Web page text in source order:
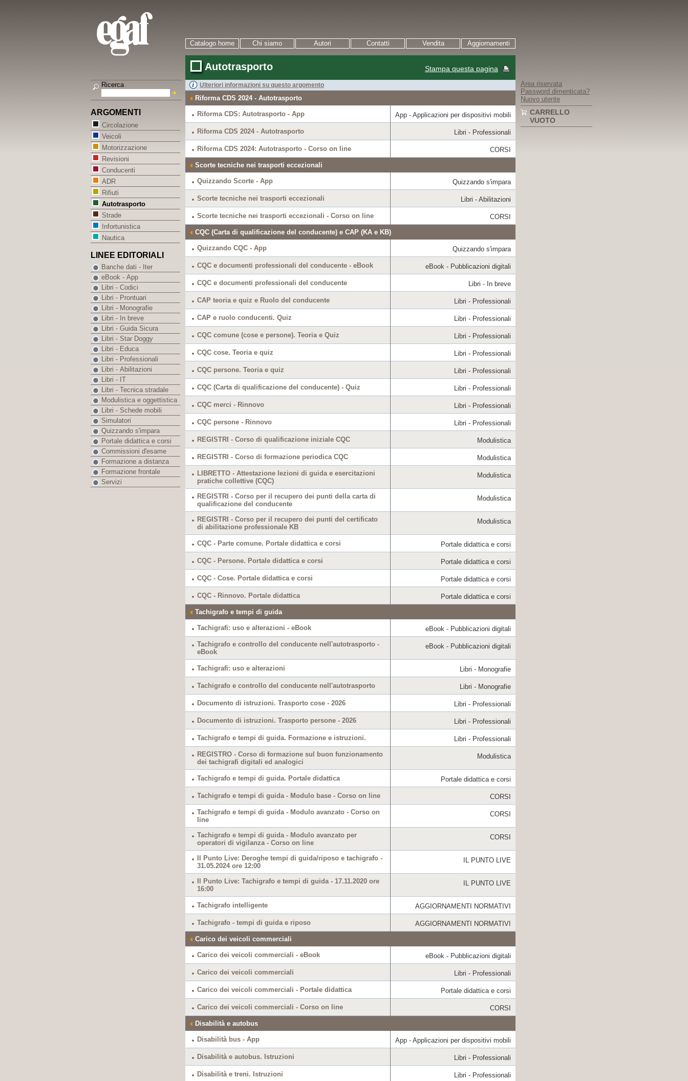
Catalogo home Chi siamo Autori Contatti Vendita Aggiornamenti
Autotrasporto Stampa questa pagina
Ulteriori informazioni su questo argomento
Riforma CDS 2024 - Autotrasporto
Riforma CDS: Autotrasporto - App App - Applicazioni per dispositivi mobili
Riforma CDS 2024 - Autotrasporto Libri - Professionali
Riforma CDS 2024: Autotrasporto - Corso on line
CORSI
Scorte tecniche nei trasporti eccezionali
Quizzando Scorte - App Quizzando s'impara
Scorte tecniche nei trasporti eccezionali Libri - Abilitazioni
Scorte tecniche nei trasporti eccezionali - Corso on line
CORSI
CQC (Carta di qualificazione del conducente) e CAP (KA e KB)
Quizzando CQC - App Quizzando s'impara
CQC e documenti professionali del conducente - eBook eBook - Pubblicazioni digitali
CQC e documenti professionali del conducente Libri - In breve
CAP teoria e quiz e Ruolo del conducente Libri - Professionali
CAP e ruolo conducenti. Quiz Libri - Professionali
CQC comune (cose e persone). Teoria e Quiz Libri - Professionali
CQC cose. Teoria e quiz Libri - Professionali
CQC persone. Teoria e quiz Libri - Professionali
CQC (Carta di qualificazione del conducente) - Quiz Libri - Professionali
CQC merci - Rinnovo Libri - Professionali
CQC persone - Rinnovo Libri - Professionali
REGISTRI - Corso di qualificazione iniziale CQC Modulistica
REGISTRI - Corso di formazione periodica CQC
Modulistica
LIBRETTO - Attestazione lezioni di guida e esercitazioni
pratiche collettive (CQC)
Modulistica
REGISTRI - Corso per il recupero dei punti della carta di
qualificazione del conducente
Modulistica
REGISTRI - Corso per il recupero dei punti del certificato
di abilitazione professionale KB
Modulistica
CQC - Parte comune. Portale didattica e corsi Portale didattica e corsi
CQC - Persone. Portale didattica e corsi Portale didattica e corsi
CQC - Cose. Portale didattica e corsi Portale didattica e corsi
CQC - Rinnovo. Portale didattica
Portale didattica e corsi
Tachigrafo e tempi di guida
Tachigrafi: uso e alterazioni - eBook
eBook - Pubblicazioni digitali
Tachigrafo e controllo del conducente nell'autotrasporto -
eBook
eBook - Pubblicazioni digitali
Tachigrafi: uso e alterazioni Libri - Monografie
Tachigrafo e controllo del conducente nell'autotrasporto Libri - Monografie
Documento di istruzioni. Trasporto cose - 2026 Libri - Professionali
Documento di istruzioni. Trasporto persone - 2026 Libri - Professionali
Tachigrafo e tempi di guida. Formazione e istruzioni.
Libri - Professionali
REGISTRO - Corso di formazione sul buon funzionamento
dei tachigrafi digitali ed analogici
Modulistica
Tachigrafo e tempi di guida. Portale didattica Portale didattica e corsi
Tachigrafo e tempi di guida - Modulo base - Corso on line
CORSI
Tachigrafo e tempi di guida - Modulo avanzato - Corso on
line
CORSI
Tachigrafo e tempi di guida - Modulo avanzato per
operatori di vigilanza - Corso on line
CORSI
Il Punto Live: Deroghe tempi di guida/riposo e tachigrafo -
31.05.2024 ore 12:00
IL PUNTO LIVE
Il Punto Live: Tachigrafo e tempi di guida - 17.11.2020 ore
16:00
IL PUNTO LIVE
Tachigrafo intelligente AGGIORNAMENTI NORMATIVI
Tachigrafo - tempi di guida e riposo
AGGIORNAMENTI NORMATIVI
Carico dei veicoli commerciali
Carico dei veicoli commerciali - eBook eBook - Pubblicazioni digitali
Carico dei veicoli commerciali Libri - Professionali
Carico dei veicoli commerciali - Portale didattica Portale didattica e corsi
Carico dei veicoli commerciali - Corso on line
CORSI
Disabilità e autobus
Disabilità bus - App App - Applicazioni per dispositivi mobili
Disabilità e autobus. Istruzioni Libri - Professionali
Disabilità e treni. Istruzioni Libri - Professionali
Ricerca
ARGOMENTI
Circolazione
Veicoli
Motorizzazione
Revisioni
Conducenti
ADR
Rifiuti
Autotrasporto
Strade
Infortunistica
Nautica
LINEE EDITORIALI
Banche dati - Iter
eBook - App
Libri - Codici
Libri - Prontuari
Libri - Monografie
Libri - In breve
Libri - Guida Sicura
Libri - Star Doggy
Libri - Educa
Libri - Professionali
Libri - Abilitazioni
Libri - IT
Libri - Tecnica stradale
Modulistica e oggettistica
Libri - Schede mobili
Simulatori
Quizzando s'impara
Portale didattica e corsi
Commissioni d'esame
Formazione a distanza
Formazione frontale
Servizi
Area riservata
Password dimenticata?
Nuovo utente
CARRELLO
VUOTO